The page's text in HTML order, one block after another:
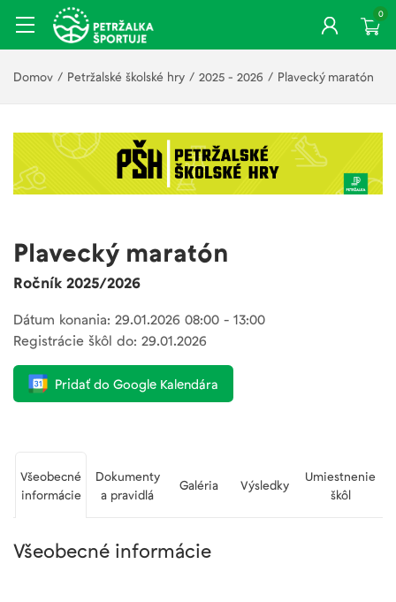
0
Domov / Petržalské školské hry / 2025 - 2026 / Plavecký maratón
Plavecký maratón
Ročník 2025/2026
Dátum konania: 29.01.2026 08:00 - 13:00
Registrácie škôl do: 29.01.2026
Pridať do Google Kalendára
Všeobecné
informácie
Dokumenty
a pravidlá
Galéria Výsledky
Umiestnenie
škôl
Všeobecné informácie